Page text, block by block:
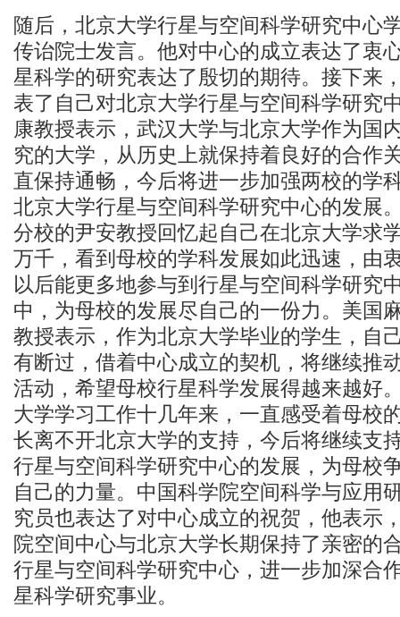
随后，北京大学行星与空间科学研究中心
传诒院士发言。他对中心的成立表达了衷
星科学的研究表达了殷切的期待。接下来
表了自己对北京大学行星与空间科学研究
康教授表示，武汉大学与北京大学作为国
究的大学，从历史上就保持着良好的合作
直保持通畅，今后将进一步加强两校的学
北京大学行星与空间科学研究中心的发展
分校的尹安教授回忆起自己在北京大学求
万千，看到母校的学科发展如此迅速，由
以后能更多地参与到行星与空间科学研究
中，为母校的发展尽自己的一份力。美国
教授表示，作为北京大学毕业的学生，自
有断过，借着中心成立的契机，将继续推
活动，希望母校行星科学发展得越来越好
大学学习工作十几年来，一直感受着母校
长离不开北京大学的支持，今后将继续支
行星与空间科学研究中心的发展，为母校
自己的力量。中国科学院空间科学与应用
究员也表达了对中心成立的祝贺，他表示
院空间中心与北京大学长期保持了亲密的
行星与空间科学研究中心，进一步加深合
星科学研究事业。